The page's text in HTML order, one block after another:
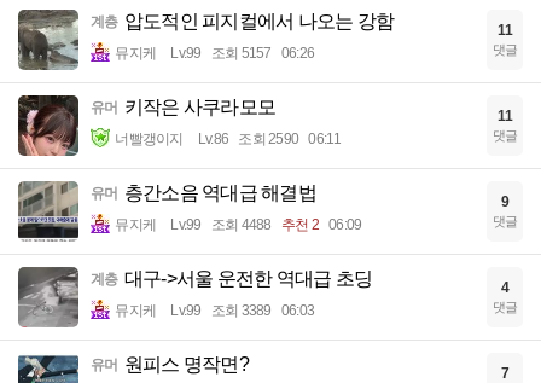
계층 압도적인 피지컬에서 나오는 강함
뮤지케 Lv.99 조회 5157 06:26
11
댓글
유머 키작은 사쿠라모모
너빨갱이지 Lv.86 조회 2590 06:11
11
댓글
유머 층간소음 역대급 해결법
뮤지케 Lv.99 조회 4488 추천 2 06:09
9
댓글
계층 대구->서울 운전한 역대급 초딩
뮤지케 Lv.99 조회 3389 06:03
4
댓글
유머 원피스 명작면? 7